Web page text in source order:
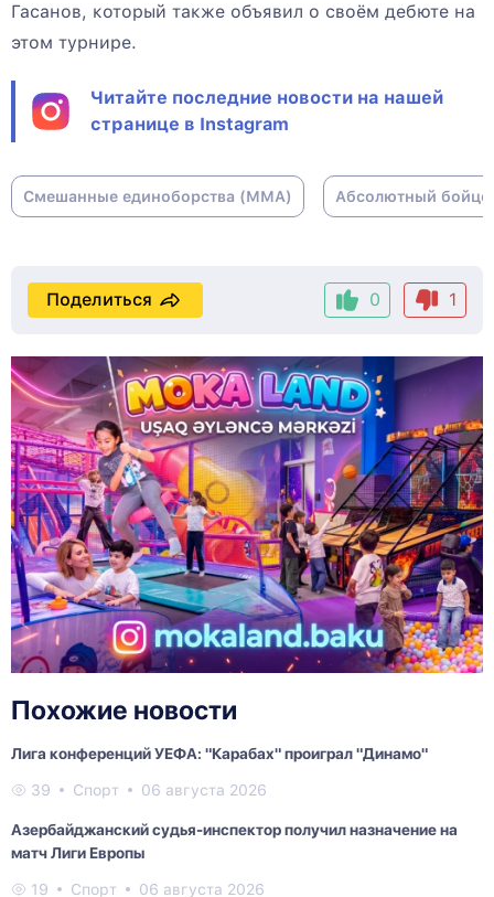
Гасанов, который также объявил о своём дебюте на
этом турнире.
Читайте последние новости на нашей
странице в Instagram
Смешанные единоборства (ММА) Абсолютный
0 1
Поделиться
Похожие новости
Лига конференций УЕФА: "Карабах" проиграл "Динамо"
39 Спорт 06 августа 2026
Азербайджанский судья-инспектор получил назначение на
матч Лиги Европы
19 Спорт 06 августа 2026